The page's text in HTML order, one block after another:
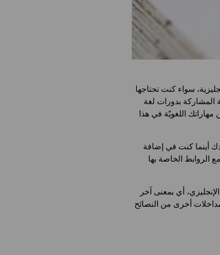
سواء كنت تحتاجها
المشاركة بدورات لغة
مهاراتك اللغويّة في هذا
أينما كنت في إضافة
الروابط الخاصة بها
أي بمعنى آخر
أخرى من النصائح